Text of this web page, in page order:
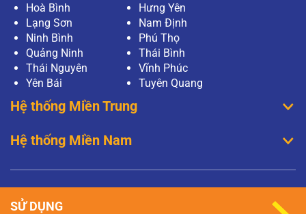
Hoà Bình
Hưng Yên
Lạng Sơn
Nam Định
Ninh Bình
Phú Thọ
Quảng Ninh
Thái Bình
Thái Nguyên
Vĩnh Phúc
Yên Bái
Tuyên Quang
Hệ thống Miền Trung
Hệ thống Miền Nam
SỬ DỤNG